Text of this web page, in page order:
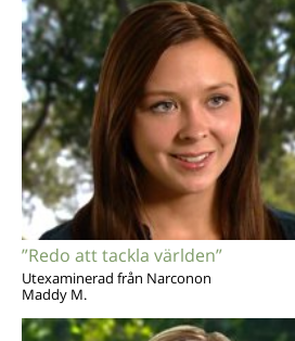
”Redo att tackla världen”
Utexaminerad från Narconon
Maddy M.